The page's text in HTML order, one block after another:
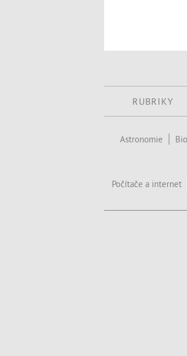
RUBRIKY
Astronomie
Počítače a internet